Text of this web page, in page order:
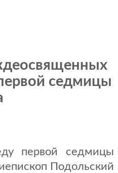
седмицы
первой седмицы
Подольский